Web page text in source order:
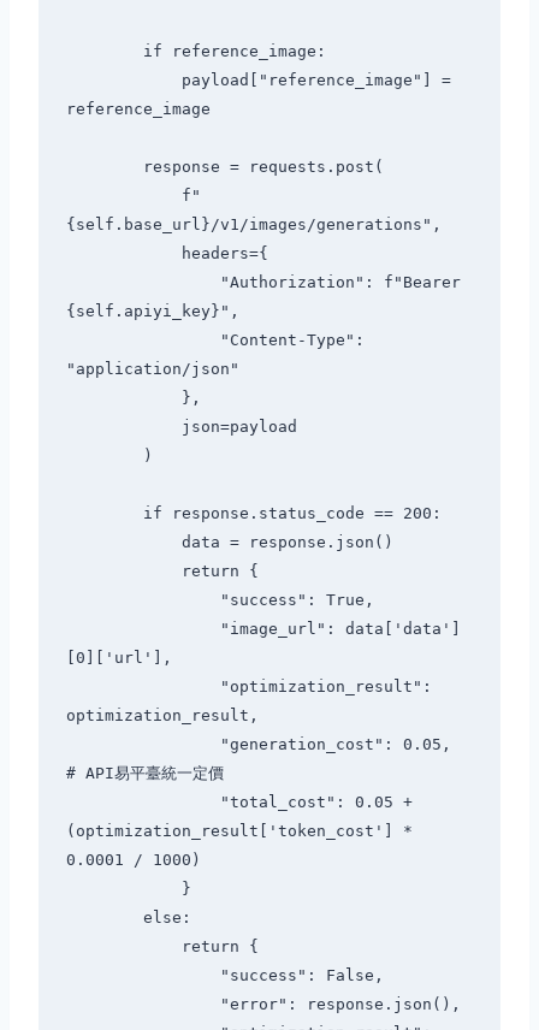
reference_image
{self.base_url}/v1/images/generations",
{self.apiyi_key}",
"application/json"
[0]['url'],
optimization_result,
# API易平臺統一定價
(optimization_result['token_cost'] *
0.0001 / 1000)